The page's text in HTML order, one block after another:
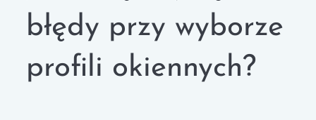
błędy przy wyborze
profili okiennych?